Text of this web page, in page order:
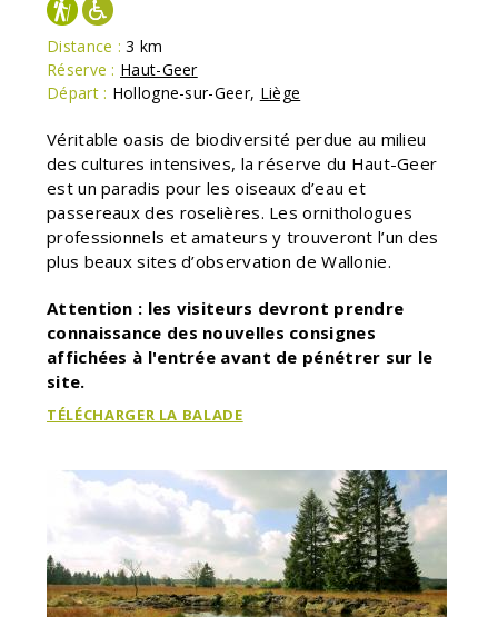
Distance : 3 km
Réserve : Haut-Geer
Départ : Hollogne-sur-Geer, Liège
Véritable oasis de biodiversité perdue au milieu
des cultures intensives, la réserve du Haut-Geer
est un paradis pour les oiseaux d’eau et
passereaux des roselières. Les ornithologues
professionnels et amateurs y trouveront l’un des
plus beaux sites d’observation de Wallonie.
Attention : les visiteurs devront prendre
connaissance des nouvelles consignes
affichées à l'entrée avant de pénétrer sur le
site.
TÉLÉCHARGER LA BALADE